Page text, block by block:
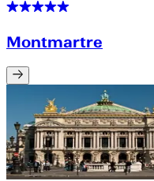
Montmartre